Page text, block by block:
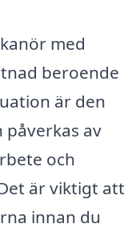
med
beroende
är den
påverkas av
och
är viktigt att
innan du